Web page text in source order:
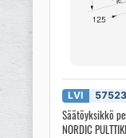
LVI
Säätöyksikkö
NORDIC